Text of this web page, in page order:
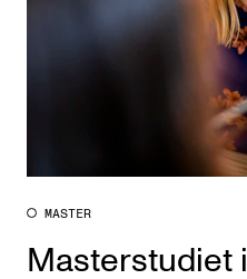
MASTER
Masterstudiet i